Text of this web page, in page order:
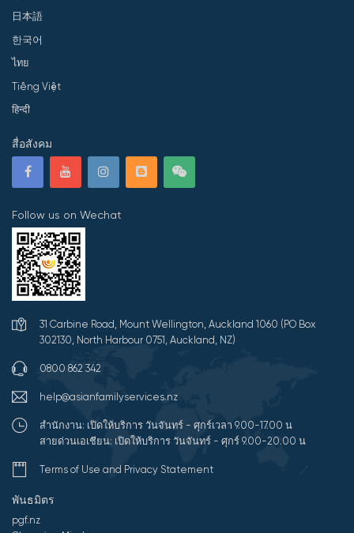
日本語
한국어
ไทย
Tiếng Việt
हिन्दी
สื่อสังคม
Follow us on Wechat
31 Carbine Road, Mount Wellington, Auckland 1060 (PO Box
302130, North Harbour 0751, Auckland, NZ)
0800 862 342
help@asianfamilyservices.nz
สำนักงาน: เปิดให้บริการ วันจันทร์ - ศุกร์เวลา 9.00-17.00 น
สายด่วนเอเชียน: เปิดให้บริการ วันจันทร์ - ศุกร์ 9.00-20.00 น
Terms of Use and Privacy Statement
พันธมิตร
pgf.nz